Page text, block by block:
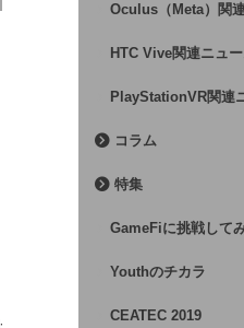
Oculus（Meta）関
HTC Vive関連ニュ
PlayStationVR関連
コラム
特集
GameFiに挑戦して
Youthのチカラ
CEATEC 2019